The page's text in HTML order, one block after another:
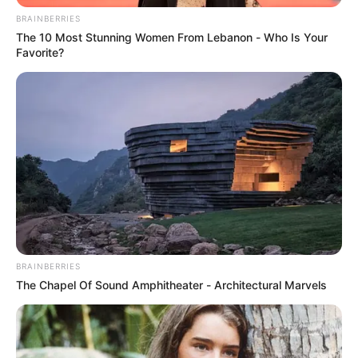
TEMAS RELACIONADOS
CARROS
AUTORIDADES
MANTÉNGASE EN ALERTA
Tenemos todas las noticias que le
interesan. Para estar bien informado, por
favor, active las notificaciones de Alerta.
ACTIVAR AHORA
BRAINBERRIES
The 10 Most Stunning Women From Lebanon - Who Is Your
Favorite?
BRAINBERRIES
The Chapel Of Sound Amphitheater - Architectural Marvels